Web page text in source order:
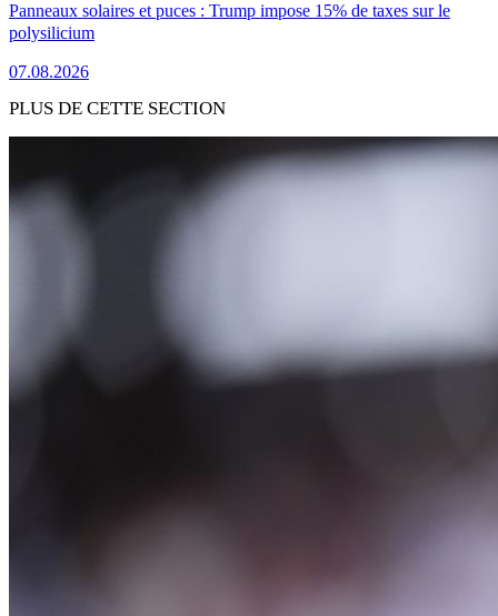
Panneaux solaires et puces : Trump impose 15% de taxes sur le
polysilicium
07.08.2026
PLUS DE CETTE SECTION